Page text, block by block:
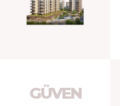
GÜVEN